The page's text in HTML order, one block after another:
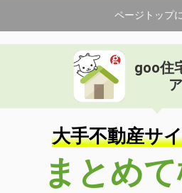
ページトップ
goo住
大手不動産サ
まとめて